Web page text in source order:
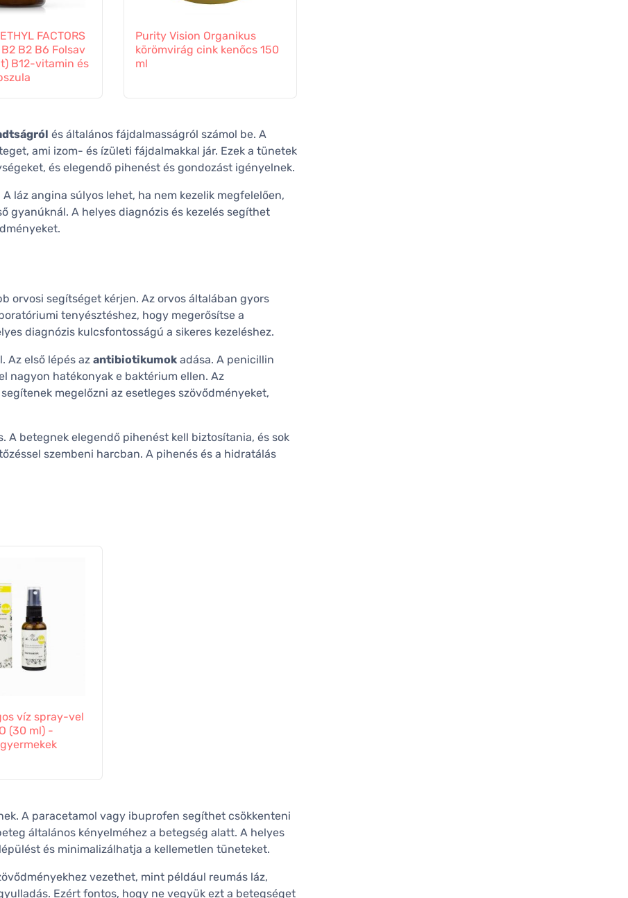
FACTORS
B2 B6 Folsav
B12-vitamin és
Purity Vision Organikus
körömvirág cink kenőcs 150
ml
és általános fájdalmasságról számol be. A
ami izom- és ízületi fájdalmakkal jár. Ezek a tünetek
és elegendő pihenést és gondozást igényelnek.
láz angina súlyos lehet, ha nem kezelik megfelelően,
gyanúknál. A helyes diagnózis és kezelés segíthet
orvosi segítséget kérjen. Az orvos általában gyors
tenyésztéshez, hogy megerősítse a
diagnózis kulcsfontosságú a sikeres kezeléshez.
Az első lépés az antibiotikumok adása. A penicillin
nagyon hatékonyak e baktérium ellen. Az
megelőzni az esetleges szövődményeket,
A betegnek elegendő pihenést kell biztosítania, és sok
szembeni harcban. A pihenés és a hidratálás
víz spray-vel
(30 ml) -
A paracetamol vagy ibuprofen segíthet csökkenteni
általános kényelméhez a betegség alatt. A helyes
és minimalizálhatja a kellemetlen tüneteket.
vezethet, mint például reumás láz,
Ezért fontos, hogy ne vegyük ezt a betegséget